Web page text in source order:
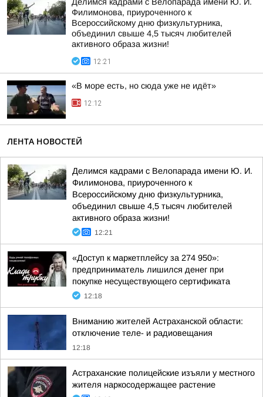
Филимонова, приуроченного к
Всероссийскому дню физкультурника,
объединил свыше 4,5 тысяч любителей
активного образа жизни!
12:21
«В море есть, но сюда уже не идёт»
12:12
ЛЕНТА НОВОСТЕЙ
Делимся кадрами с Велопарада имени Ю. И.
Филимонова, приуроченного к
Всероссийскому дню физкультурника,
объединил свыше 4,5 тысяч любителей
активного образа жизни!
12:21
«Доступ к маркетплейсу за 274 950»:
предприниматель лишился денег при
покупке несуществующего сертификата
12:18
Вниманию жителей Астраханской области:
отключение теле- и радиовещания
12:18
Астраханские полицейские изъяли у местного
жителя наркосодержащее растение